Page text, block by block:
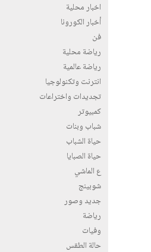
اخبار محلية
أخبار الكورونا
فن
رياضة محلية
رياضة عالمية
انترنت وتكنولوجيا
تجديدات واختراعات
كمبيوتر
شباب وبنات
حياة الشباب
حياة الصبايا
ع الماشي
شوبينج
جديد وصور
رياضة
وفيات
حالة الطقس